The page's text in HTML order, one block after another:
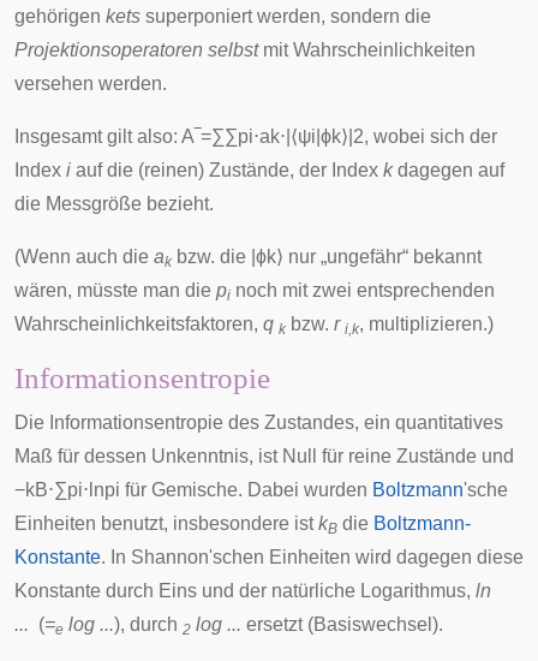
gehörigen kets superponiert werden, sondern die
Projektionsoperatoren selbstmit Wahrscheinlichkeiten
versehen werden.
Insgesamt gilt also: A =∑∑pi⋅ak⋅ ⟨ψi ϕk⟩ 2, wobei sich der
Index i auf die (reinen) Zustände, der Index kdagegen auf
die Messgröße bezieht.
(Wenn auch die ak bzw. die ϕk⟩ nur „ungefähr“ bekannt
wären, müsste man die pi noch mit zwei entsprechenden
Wahrscheinlichkeitsfaktoren, q k bzw. r i,k, multiplizieren.)
Informationsentropie
Die Informationsentropie des Zustandes, ein quantitatives
Maß für dessen Unkenntnis, ist Null für reine Zustände und
−kB⋅∑pi⋅ lnpi für Gemische. Dabei wurden Boltzmann'sche
Einheiten benutzt, insbesondere istkB die Boltzmann-
Konstante. In Shannon'schen Einheiten wird dagegen diese
Konstante durch Eins und der natürliche Logarithmus, ln
... (=e log ...), durch 2 log ... ersetzt (Basiswechsel).